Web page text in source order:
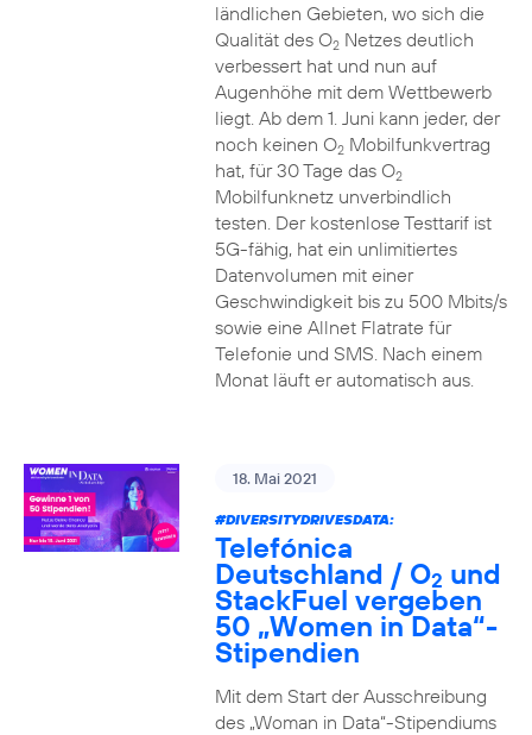
ländlichen Gebieten, wo sich die
Qualität des O2Netzes deutlich
verbessert hat und nun auf
Augenhöhe mit dem Wettbewerb
liegt. Ab dem 1. Juni kann jeder, der
noch keinen O2Mobilfunkvertrag
hat, für 30 Tage das O2
Mobilfunknetz unverbindlich
testen. Der kostenlose Testtarif ist
5G-fähig, hat ein unlimitiertes
Datenvolumen mit einer
Geschwindigkeit bis zu 500 Mbits/s
sowie eine Allnet Flatrate für
Telefonie und SMS. Nach einem
Monat läuft er automatisch aus.
18. Mai 2021
#DIVERSITYDRIVESDATA:
Telefónica
Deutschland / O2 und
StackFuel vergeben
50 „Women in Data“-
Stipendien
Mit dem Start der Ausschreibung
des „Woman in Data“-Stipendiums